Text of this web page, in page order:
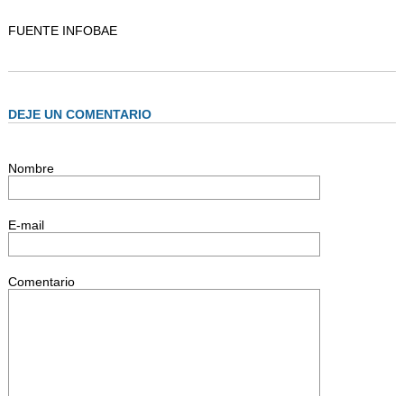
FUENTE INFOBAE
DEJE UN COMENTARIO
Nombre
E-mail
Comentario